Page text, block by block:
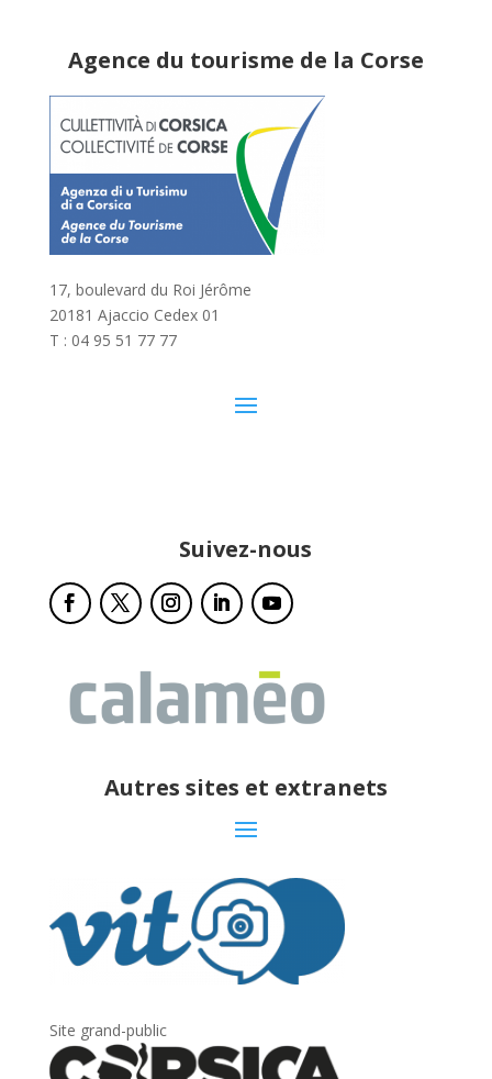
Agence du tourisme de la Corse
17, boulevard du Roi Jérôme
20181 Ajaccio Cedex 01
T : 04 95 51 77 77
Suivez-nous
Autres sites et extranets
Site grand-public